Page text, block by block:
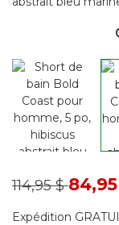
Prix réduit de
114,95 $à
Expédition